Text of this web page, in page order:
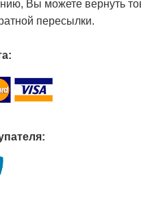
Вы можете вернуть
пересылки.